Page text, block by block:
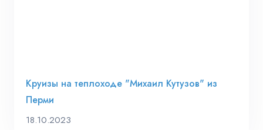
Круизы на теплоходе "Михаил Кутузов" из
Перми
18.10.2023